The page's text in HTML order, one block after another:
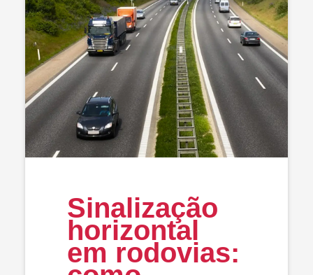
Sinalização
horizontal
em rodovias: